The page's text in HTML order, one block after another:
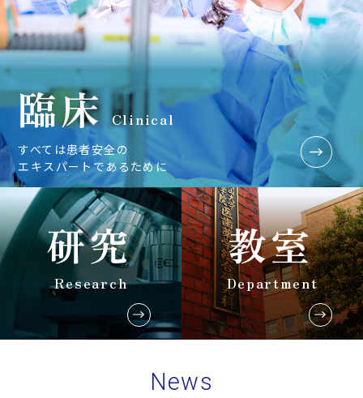
臨床 Clinical
すべては患者安全の
エキスパートであるために
研究
Research
教室
Department
News